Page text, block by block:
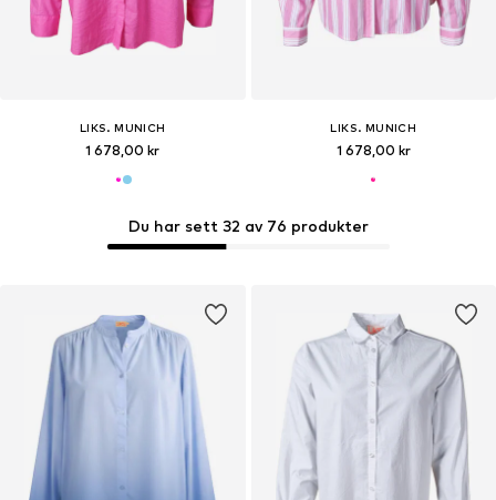
Du har sett 32 av 76 produkter
LIKS. MUNICH
1 678,00 kr
LIKS. MUNICH
1 678,00 kr